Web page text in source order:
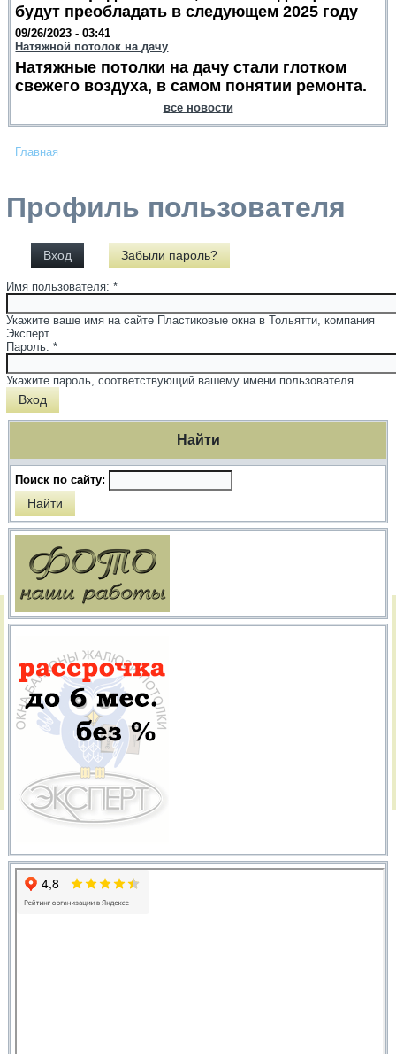
будут преобладать в следующем 2025 году
09/26/2023 - 03:41
Натяжной потолок на дачу
Натяжные потолки на дачу стали глотком
свежего воздуха, в самом понятии ремонта.
все новости
Главная
Профиль пользователя
Вход Забыли пароль?
Имя пользователя:*
Укажите ваше имя на сайте Пластиковые окна в Тольятти, компания
Эксперт.
Пароль:*
Укажите пароль, соответствующий вашему имени пользователя.
Найти
Поиск по сайту: